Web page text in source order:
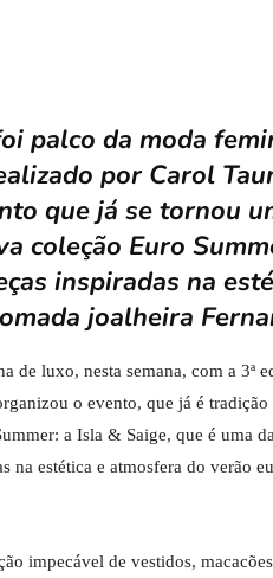
palco da moda
por Carol
que já se tornou
coleção Euro
inspiradas na
joalheira
de luxo, nesta semana, com a 3ª
o evento, que já é
a Isla & Saige, que é uma
na estética e atmosfera do verão
impecável de vestidos,